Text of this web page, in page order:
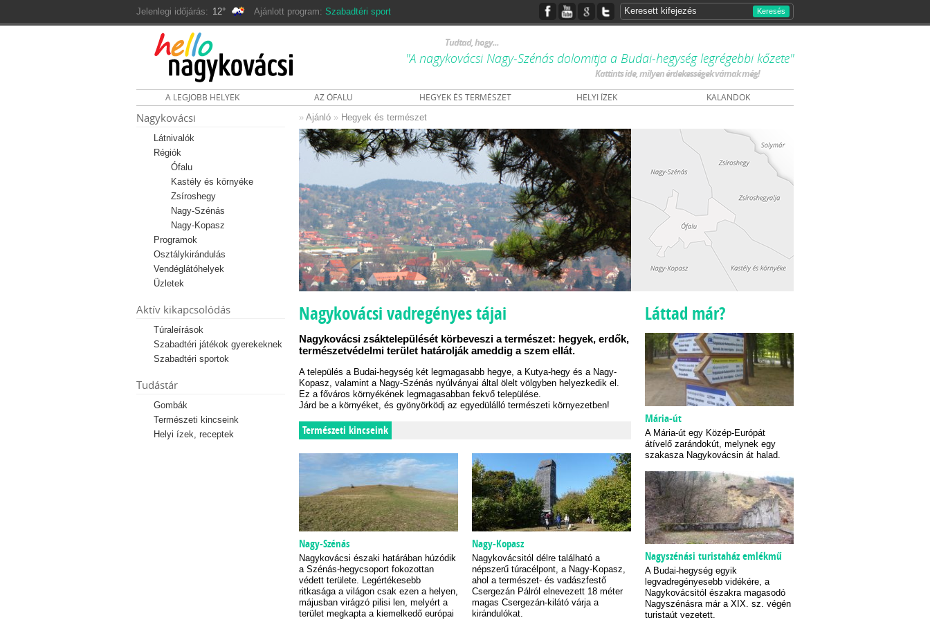
Jelenlegi időjárás: 12° Ajánlott program: Szabadtéri sport Keresés
Tudtad, hogy...
"A nagykovácsi Nagy-Szénás dolomitja a Budai-hegység legrégebbi kőzete"
Kattints ide, milyen érdekességek várnak még!
A LEGJOBB HELYEK AZ ÓFALU HEGYEK ÉS TERMÉSZET HELYI ÍZEK KALANDOK
Nagykovácsi
Látnivalók
Régiók
Ófalu
Kastély és környéke
Zsíroshegy
Nagy-Szénás
Nagy-Kopasz
Programok
Osztálykirándulás
Vendéglátóhelyek
Üzletek
Aktív kikapcsolódás
Túraleírások
Szabadtéri játékok gyerekeknek
Szabadtéri sportok
Tudástár
Gombák
Természeti kincseink
Helyi ízek, receptek
» Ajánló » Hegyek és természet
Nagykovácsi vadregényes tájai
Nagykovácsi zsáktelepülését körbeveszi a természet: hegyek, erdők,
természetvédelmi terület határolják ameddig a szem ellát.
A település a Budai-hegység két legmagasabb hegye, a Kutya-hegy és a Nagy-
Kopasz, valamint a Nagy-Szénás nyúlványai által ölelt völgyben helyezkedik el.
Ez a főváros környékének legmagasabban fekvő települése.
Járd be a környéket, és gyönyörködj az egyedülálló természeti környezetben!
Természeti kincseink
Nagy-Szénás
Nagykovácsi északi határában húzódik
a Szénás-hegycsoport fokozottan
védett területe. Legértékesebb
ritkasága a világon csak ezen a helyen,
májusban virágzó pilisi len, melyért a
terület megkapta a kiemelkedő európai
Nagy-Kopasz
Nagykovácsitól délre található a
népszerű túracélpont, a Nagy-Kopasz,
ahol a természet- és vadászfestő
Csergezán Pálról elnevezett 18 méter
magas Csergezán-kilátó várja a
kirándulókat.
Láttad már?
Mária-út
A Mária-út egy Közép-Európát
átívelő zarándokút, melynek egy
szakasza Nagykovácsin át halad.
Nagyszénási turistaház emlékmű
A Budai-hegység egyik
legvadregényesebb vidékére, a
Nagykovácsitól északra magasodó
Nagyszénásra már a XIX. sz. végén
turistaút vezetett.